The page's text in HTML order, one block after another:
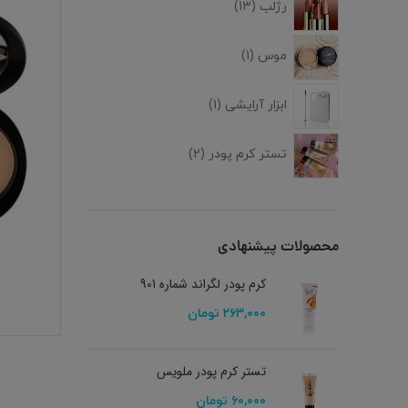
رژلب 13
موس 1
ابزار آرایشی 1
تستر کرم پودر 2
محصولات پیشنهادی
کرم پودر لگراند شماره 901
۲۶۳,۰۰۰ تومان
تستر کرم پودر ملویس
۶۰,۰۰۰ تومان